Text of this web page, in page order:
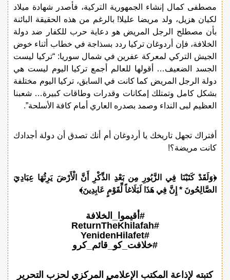
مصطفى كمال إنشاء الجمهورية التركية، فأصدر شهادة ميلاد
لكيان هزيل، ولد مريضا عليلا! بالرغم من هذه الحقيقة البائنة
بأن مصطلح الرجل المريض هو دعاية حرب للكفار ضد دولة
الخلافة، فإن أردوغان تركيا ردد بسذاجة في خطاب أثناء خوض
الجيش التركي لمعركة عفرين في شمال سوريا: “تركيا ليست
الجسد الضعيف… أقولها للعالم أجمع تركيا اليوم ليست هي
دولة الرجل المريض كما كانت في السابق، تركيا اليوم مختلفة
بشكل كامل وتمتلك إمكانات وقدرات وطاقات كبيرة… شعبنا
العظيم لبى النداء وصمد بصدره العاري أمام كافة الأسلحة”.
أفتراك تجهل تاريخك يا أردوغان أم أنك تصدق أن دولة أجدادك
كانت مريضة؟!
﴿وَلَقَدْ كَتَبْنَا فِي الزَّبُورِ مِن بَعْدِ الذِّكْرِ أَنَّ الْأَرْضَ يَرِثُهَا عِبَادِيَ
الصَّالِحُونَ * إِنَّ فِي هَذَا لَبَلَاغاً لِّقَوْمٍ عَابِدِينَ﴾
#أقيموا_الخلافة
#ReturnTheKhilafah
#YenidenHilafet
#خلافت_کو_قائم_کرو
كتبته لإذاعة المكتب الإعلامي المركزي لحزب التحرير